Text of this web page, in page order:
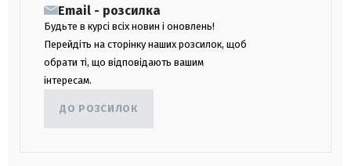
Email - розсилка
Будьте в курсі всіх новин і оновлень!
Перейдіть на сторінку наших розсилок, щоб
обрати ті, що відповідають вашим
інтересам.
ДО РОЗСИЛОК